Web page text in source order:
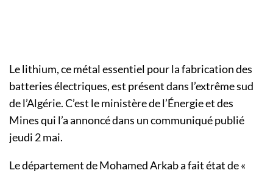
Le lithium, ce métal essentiel pour la fabrication des
batteries électriques, est présent dans l’extrême sud
de l’Algérie. C’est le ministère de l’Énergie et des
Mines qui l’a annoncé dans un communiqué publié
jeudi 2 mai.
Le département de Mohamed Arkab a fait état de «